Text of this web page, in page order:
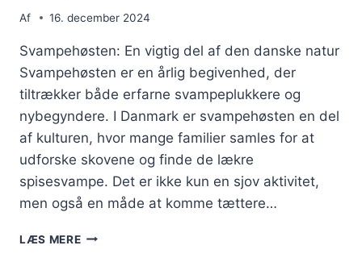
Af 16. december 2024
Svampehøsten: En vigtig del af den danske natur
Svampehøsten er en årlig begivenhed, der
tiltrækker både erfarne svampeplukkere og
nybegyndere. I Danmark er svampehøsten en del
af kulturen, hvor mange familier samles for at
udforske skovene og finde de lækre
spisesvampe. Det er ikke kun en sjov aktivitet,
men også en måde at komme tættere…
LÆS MERESVAMPEHØSTEN